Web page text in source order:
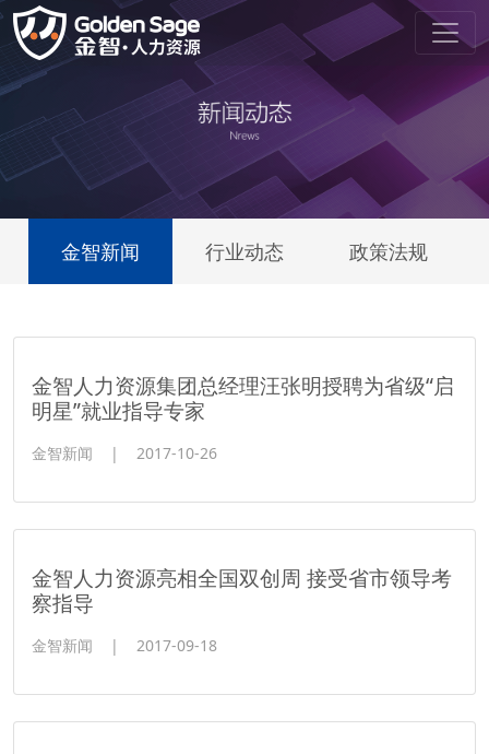
金智新闻 行业动态 政策法规
金智人力资源集团总经理汪张明授聘为省级“启
明星”就业指导专家
金智新闻 | 2017-10-26
金智人力资源亮相全国双创周 接受省市领导考
察指导
金智新闻 | 2017-09-18